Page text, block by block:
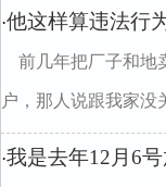
·他这样算违法行
前几年把厂子和地
户，那人说跟我家没
·我是去年12月6